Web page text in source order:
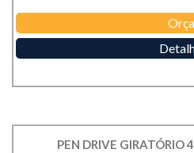
PEN DRIVE GIRATÓRIO